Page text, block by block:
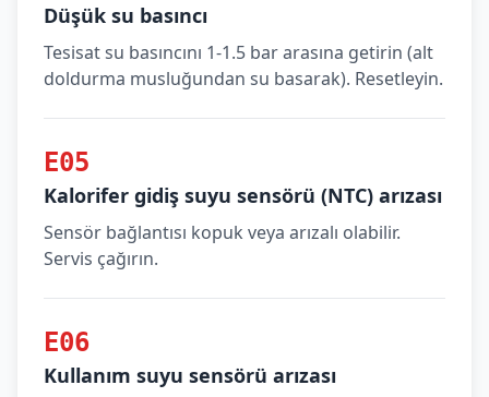
Düşük su basıncı
Tesisat su basıncını 1-1.5 bar arasına getirin (alt
doldurma musluğundan su basarak). Resetleyin.
E05
Kalorifer gidiş suyu sensörü (NTC) arızası
Sensör bağlantısı kopuk veya arızalı olabilir.
Servis çağırın.
E06
Kullanım suyu sensörü arızası